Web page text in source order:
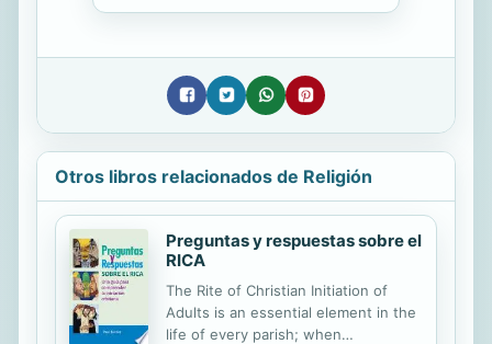
Otros libros relacionados de Religión
Preguntas y respuestas sobre el
RICA
The Rite of Christian Initiation of
Adults is an essential element in the
life of every parish; when